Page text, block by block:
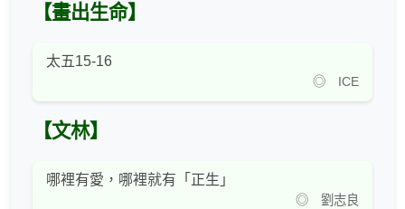
【畫出生命】
太五15-16
◎ ICE
【文林】
哪裡有愛，哪裡就有「正生」
◎ 劉志良